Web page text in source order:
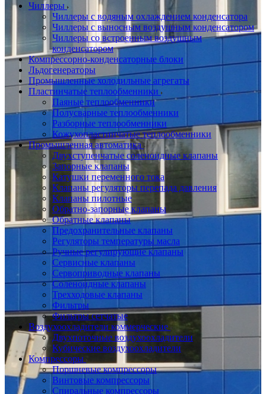
Чиллеры
Чиллеры с водяным охлаждением конденсатора
Чиллеры с выносным воздушным конденсатором
Чиллеры со встроенным воздушным
конденсатором
Компрессорно-конденсаторные блоки
Льдогенераторы
Промышленные холодильные агрегаты
Пластинчатые теплообменники
Паяные теплообменники
Полусварные теплообменники
Разборные теплообменники
Кожухопластинчатые теплообменники
Промышленная автоматика
Двухступенчатые соленоидные клапаны
Запорные клапаны
Катушки переменного тока
Клапаны регуляторы перепада давления
Клапаны пилотные
Обратно-запорные клапаны
Обратные клапаны
Предохранительные клапаны
Регуляторы температуры масла
Ручные регулирующие клапаны
Сервисные клапаны
Сервоприводные клапаны
Соленоидные клапаны
Трехходовые клапаны
Фильтры
Фильтры сетчатые
Воздухоохладители коммерческие
Двухпоточные воздухоохладители
Кубические воздухоохладители
Компрессоры
Поршневые компрессоры
Винтовые компрессоры
Спиральные компрессоры